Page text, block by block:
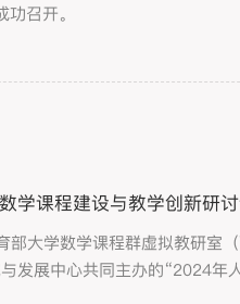
召开。
学课程建设与教学创新研
大学数学课程群虚拟教研室
发展中心共同主办的“2024